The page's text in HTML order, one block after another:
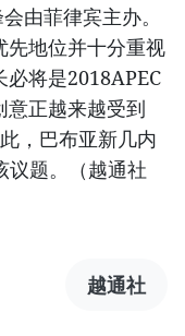
由菲律宾主办。
先地位并十分重视
将是2018APEC
意正越来越受到
，巴布亚新几内
议题。（越通社
越通社